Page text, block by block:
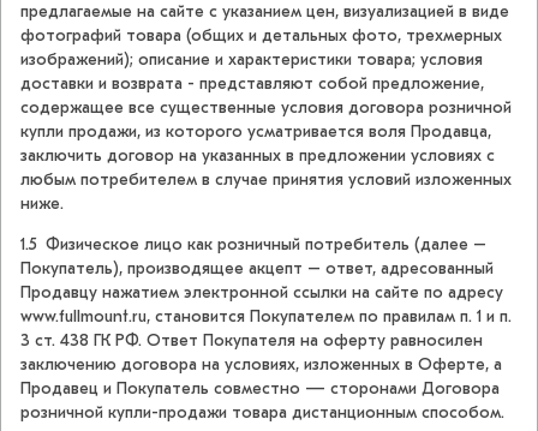
предлагаемые на сайте с указанием цен, визуализацией в виде
фотографий товара (общих и детальных фото, трехмерных
изображений); описание и характеристики товара; условия
доставки и возврата - представляют собой предложение,
содержащее все существенные условия договора розничной
купли продажи, из которого усматривается воля Продавца,
заключить договор на указанных в предложении условиях с
любым потребителем в случае принятия условий изложенных
ниже.
1.5 Физическое лицо как розничный потребитель (далее –
Покупатель), производящее акцепт – ответ, адресованный
Продавцу нажатием электронной ссылки на сайте по адресу
www.fullmount.ru, становится Покупателем по правилам п. 1 и п.
3 ст. 438 ГК РФ. Ответ Покупателя на оферту равносилен
заключению договора на условиях, изложенных в Оферте, а
Продавец и Покупатель совместно — сторонами Договора
розничной купли-продажи товара дистанционным способом.